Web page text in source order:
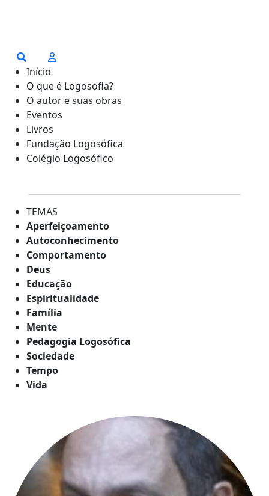
Início
O que é Logosofia?
O autor e suas obras
Eventos
Livros
Fundação Logosófica
Colégio Logosófico
TEMAS
Aperfeiçoamento
Autoconhecimento
Comportamento
Deus
Educação
Espiritualidade
Família
Mente
Pedagogia Logosófica
Sociedade
Tempo
Vida